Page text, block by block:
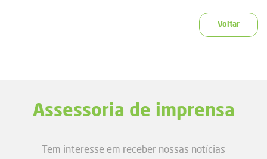
Voltar
Assessoria de imprensa
Tem interesse em receber nossas notícias